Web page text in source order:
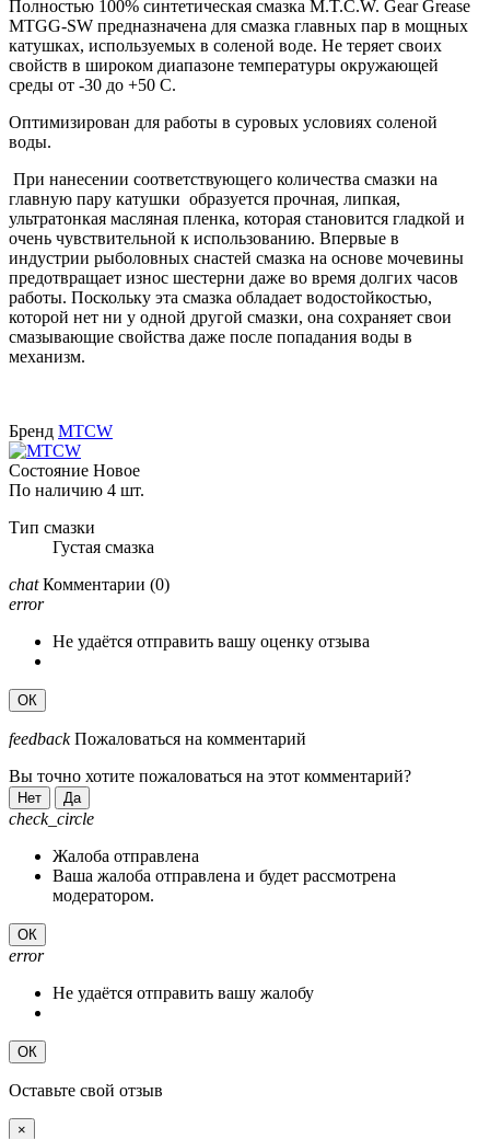
Полностью 100% синтетическая смазка M.T.C.W. Gear Grease
MTGG-SW предназначена для смазка главных пар в мощных
катушках, используемых в соленой воде. Не теряет своих
свойств в широком диапазоне температуры окружающей
среды от -30 до +50 С.
Оптимизирован для работы в суровых условиях соленой
воды.
При нанесении соответствующего количества смазки на
главную пару катушки образуется прочная, липкая,
ультратонкая масляная пленка, которая становится гладкой и
очень чувствительной к использованию. Впервые в
индустрии рыболовных снастей смазка на основе мочевины
предотвращает износ шестерни даже во время долгих часов
работы. Поскольку эта смазка обладает водостойкостью,
которой нет ни у одной другой смазки, она сохраняет свои
смазывающие свойства даже после попадания воды в
механизм.
Бренд MTCW
Состояние Новое
По наличию 4 шт.
Тип смазки
Густая смазка
chat Комментарии (0)
error
Не удаётся отправить вашу оценку отзыва
ОК
feedback Пожаловаться на комментарий
Вы точно хотите пожаловаться на этот комментарий?
Нет Да
check_circle
Жалоба отправлена
Ваша жалоба отправлена и будет рассмотрена
модератором.
ОК
error
Не удаётся отправить вашу жалобу
ОК
Оставьте свой отзыв
×